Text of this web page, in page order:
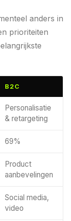
anders in
prioriteiten
B2C
Personalisatie
& retargeting
69%
Product
aanbevelingen
Social media,
video